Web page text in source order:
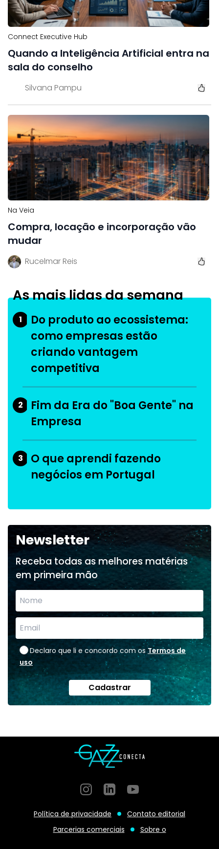
Connect Executive Hub
Quando a Inteligência Artificial entra na
sala do conselho
Silvana Pampu
Na Veia
Compra, locação e incorporação vão
mudar
Rucelmar Reis
As mais lidas da semana
1
Do produto ao ecossistema:
como empresas estão
criando vantagem
competitiva
2
Fim da Era do "Boa Gente" na
Empresa
3
O que aprendi fazendo
negócios em Portugal
Newsletter
Receba todas as melhores matérias
em primeira mão
Declaro que li e concordo com os Termos de
uso
Cadastrar
InstagramGitHubGitHub
Política de privacidade
Contato editorial
Parcerias comerciais
Sobre o